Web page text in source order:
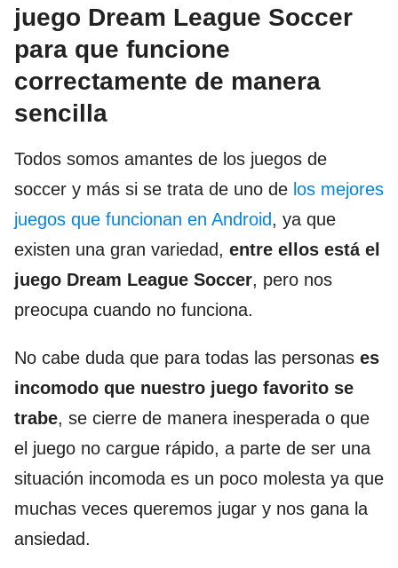
juego Dream League Soccer
para que funcione
correctamente de manera
sencilla
Todos somos amantes de los juegos de
soccer y más si se trata de uno de los mejores
juegos que funcionan en Android, ya que
existen una gran variedad, entre ellos está el
juego Dream League Soccer, pero nos
preocupa cuando no funciona.
No cabe duda que para todas las personas es
incomodo que nuestro juego favorito se
trabe, se cierre de manera inesperada o que
el juego no cargue rápido, a parte de ser una
situación incomoda es un poco molesta ya que
muchas veces queremos jugar y nos gana la
ansiedad.